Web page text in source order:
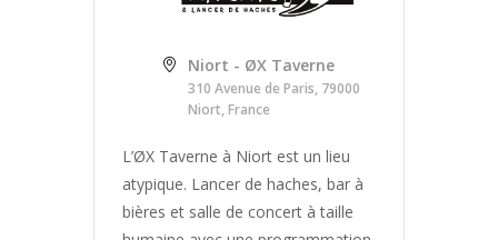
Niort - ØX Taverne
310 Avenue de Paris, 79000
Niort, France
L’ØX Taverne à Niort est un lieu
atypique. Lancer de haches, bar à
bières et salle de concert à taille